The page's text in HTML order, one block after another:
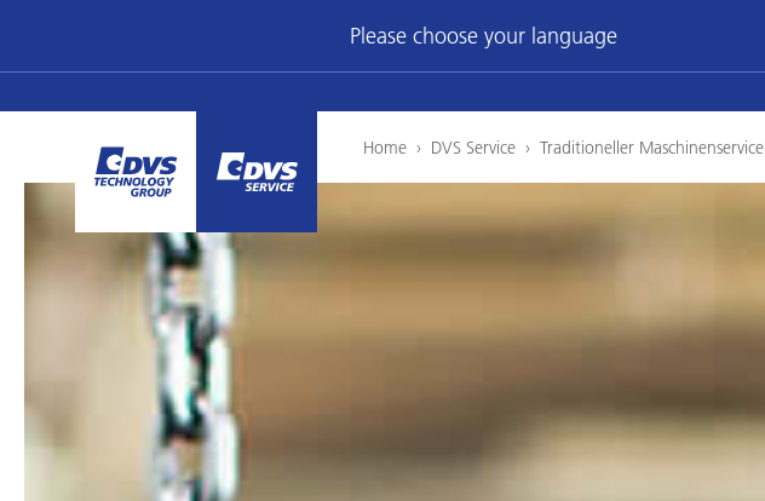
Please choose your language
Home › DVS Service › Traditioneller Maschinenservice